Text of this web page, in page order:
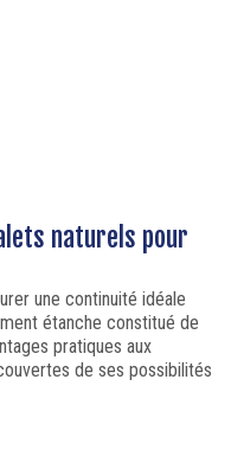
naturels pour
une continuité idéale
étanche constitué de
pratiques aux
de ses possibilités